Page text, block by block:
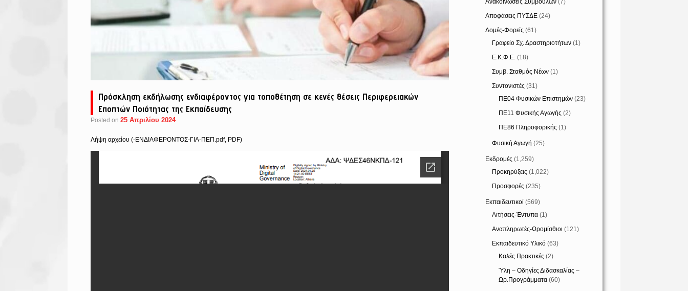
Πρόσκληση εκδήλωσης ενδιαφέροντος για τοποθέτηση σε κενές θέσεις Περιφερειακών
Εποπτών Ποιότητας της Εκπαίδευσης
Posted on 25 Απριλίου 2024
Λήψη αρχείου (-ΕΝΔΙΑΦΕΡΟΝΤΟΣ-ΓΙΑ-ΠΕΠ.pdf, PDF)
Ανακοινώσεις Συμβούλων (7)
Αποφάσεις ΠΥΣΔΕ (24)
Δομές-Φορείς (61)
Γραφείο Σχ. Δραστηριοτήτων (1)
Ε.Κ.Φ.Ε. (18)
Συμβ. Σταθμός Νέων (1)
Συντονιστές (31)
ΠΕ04 Φυσικών Επιστημών (23)
ΠΕ11 Φυσικής Αγωγής (2)
ΠΕ86 Πληροφορικής (1)
Φυσική Αγωγή (25)
Εκδρομές (1,259)
Προκηρύξεις (1,022)
Προσφορές (235)
Εκπαιδευτικοί (569)
Αιτήσεις-Έντυπα (1)
Αναπληρωτές-Ωρομίσθιοι (121)
Εκπαιδευτικό Υλικό (63)
Καλές Πρακτικές (2)
Ύλη – Οδηγίες Διδασκαλίας –
Ωρ.Προγράμματα (60)